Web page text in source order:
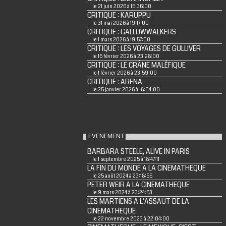
le 21 juin 2026 à 15:36:00
CRITIQUE : KARUPPU
le 31 mai 2026 à 19:17:00
CRITIQUE : GALLOWWALKERS
le 1 mars 2026 à 19:57:00
CRITIQUE : LES VOYAGES DE GULLIVER
le 15 février 2026 à 23:28:00
CRITIQUE : LE CRÂNE MALÉFIQUE
le 1 février 2026 à 23:59:00
CRITIQUE : ARENA
le 25 janvier 2026 à 18:04:00
EVENEMENT
BARBARA STEELE, ALIVE IN PARIS
le 1 septembre 2025 à 18:47:11
LA FIN DU MONDE A LA CINEMATHEQUE
le 25 août 2024 à 23:18:55
PETER WEIR A LA CINEMATHEQUE
le 9 mars 2024 à 23:24:53
LES MARTIENS A L'ASSAUT DE LA
CINEMATHEQUE
le 22 novembre 2023 à 22:04:00